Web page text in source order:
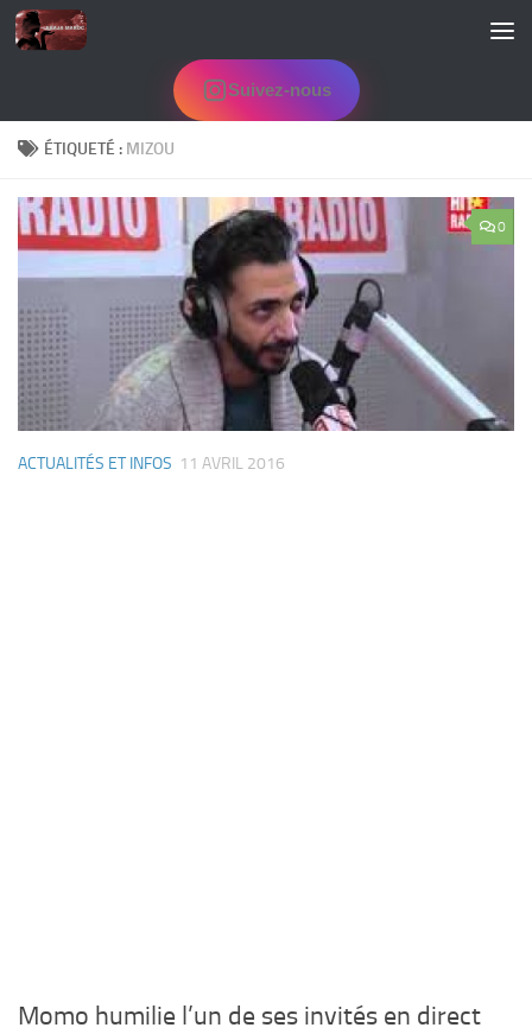
Skip to content
Suivez-nous
ÉTIQUETÉ : MIZOU
0
ACTUALITÉS ET INFOS 11 AVRIL 2016
Momo humilie l’un de ses invités en direct